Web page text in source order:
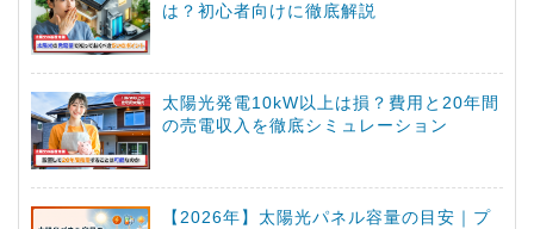
は？初心者向けに徹底解説
太陽光発電10kW以上は損？費用と20年間
の売電収入を徹底シミュレーション
【2026年】太陽光パネル容量の目安｜プ